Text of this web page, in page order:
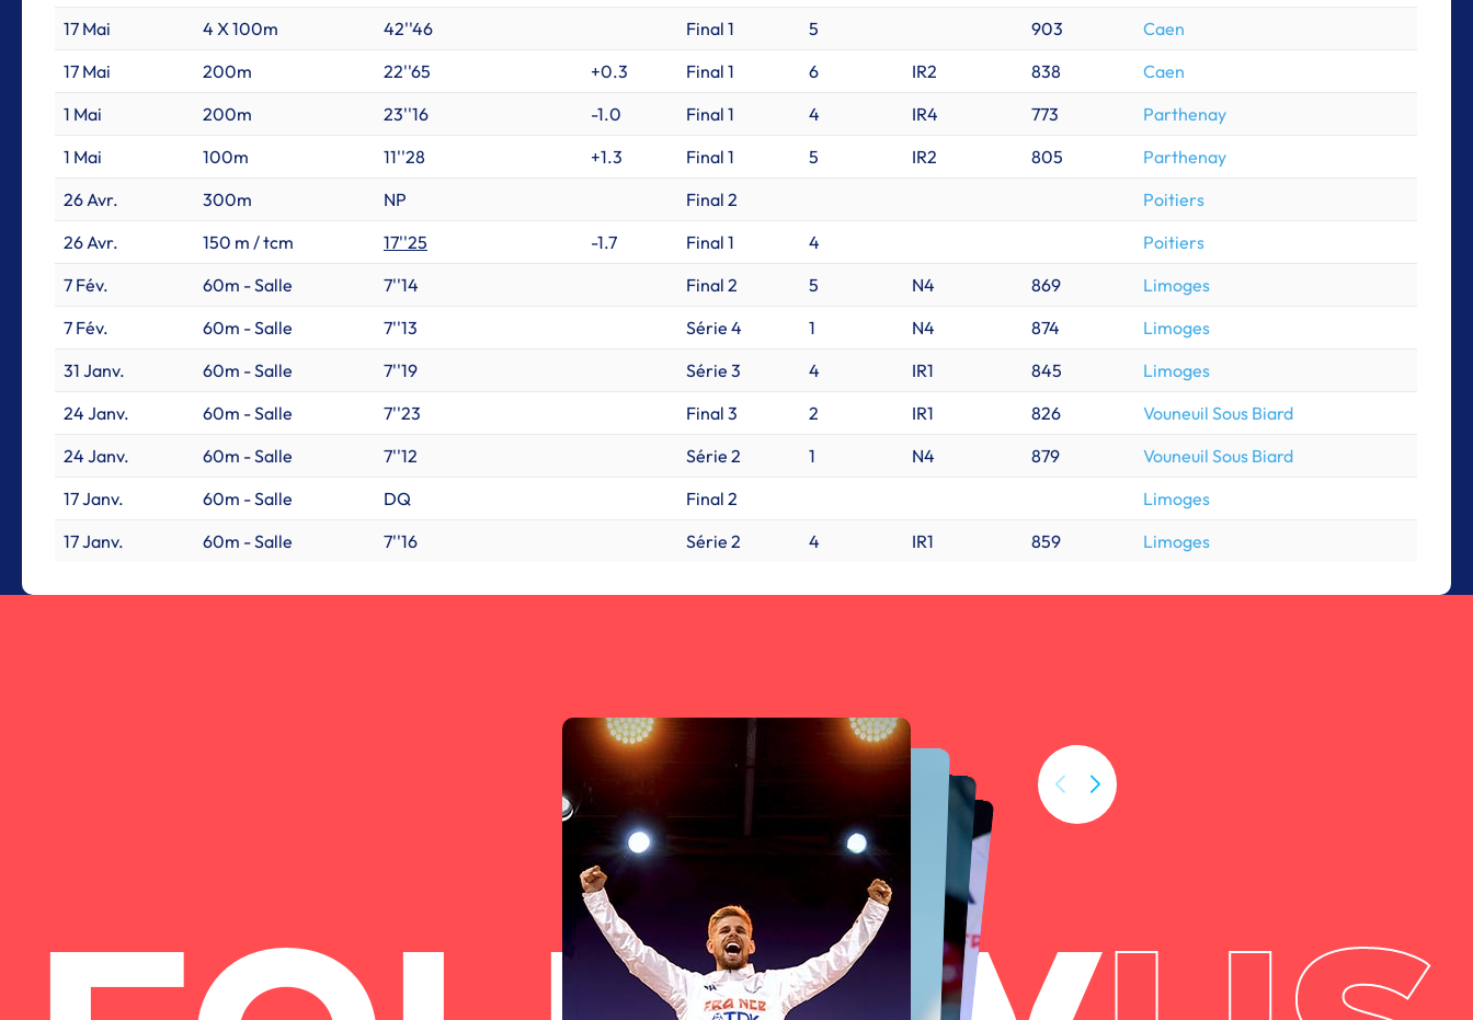
17 Mai
4 X 100m 42''46 Final 1 5 903
Caen
17 Mai
200m 22''65 +0.3 Final 1 6 IR2 838
Caen
1 Mai
200m 23''16 -1.0 Final 1 4 IR4 773
Parthenay
1 Mai
100m 11''28 +1.3 Final 1 5 IR2 805
Parthenay
26 Avr.
300m NP Final 2
Poitiers
26 Avr.
150 m / tcm 17''25 -1.7 Final 1 4
Poitiers
7 Fév.
60m - Salle 7''14 Final 2 5 N4 869
Limoges
7 Fév.
60m - Salle 7''13 Série 4 1 N4 874
Limoges
31 Janv.
60m - Salle 7''19 Série 3 4 IR1 845
Limoges
24 Janv.
60m - Salle 7''23 Final 3 2 IR1 826
Vouneuil Sous Biard
24 Janv.
60m - Salle 7''12 Série 2 1 N4 879
Vouneuil Sous Biard
17 Janv.
60m - Salle DQ Final 2
Limoges
17 Janv.
60m - Salle 7''16 Série 2 4 IR1 859 Limoges